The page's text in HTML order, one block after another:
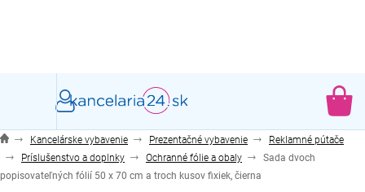
Kancelárske vybavenie Prezentačné vybavenie
Reklamné pútače
Príslušenstvo a doplnky
Ochranné fólie a obaly
Sada dvoch
popisovateľných fólií 50 x 70 cm a troch kusov fixiek, čierna